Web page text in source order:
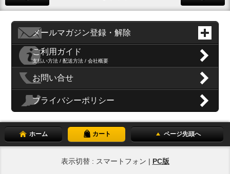
メールマガジン登録・解除
ご利用ガイド
支払い方法 / 配送方法 / 会社概要
お問い合せ
プライバシーポリシー
ホーム カート ページ先頭へ
表示切替 : スマートフォン | PC版